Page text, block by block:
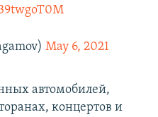
May 6, 2021
автомобилей,
концертов и